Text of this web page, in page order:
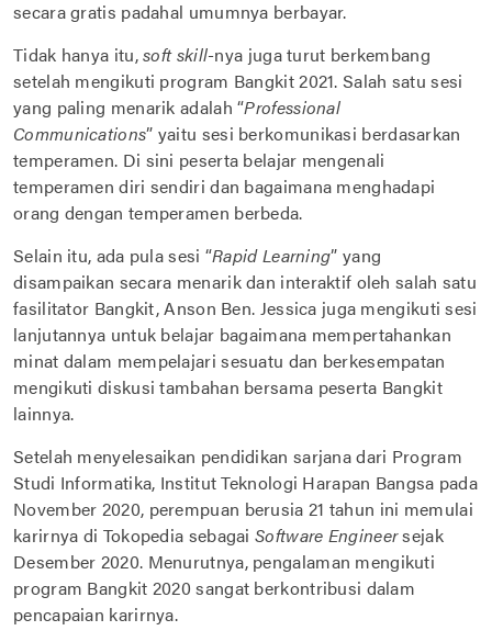
secara gratis padahal umumnya berbayar.
Tidak hanya itu,soft skill-nya juga turut berkembang
setelah mengikuti program Bangkit 2021. Salah satu sesi
yang paling menarik adalah “Professional
Communications” yaitu sesi berkomunikasi berdasarkan
temperamen. Di sini peserta belajar mengenali
temperamen diri sendiri dan bagaimana menghadapi
orang dengan temperamen berbeda.
Selain itu, ada pula sesi “Rapid Learning” yang
disampaikan secara menarik dan interaktif oleh salah satu
fasilitator Bangkit, Anson Ben. Jessica juga mengikuti sesi
lanjutannya untuk belajar bagaimana mempertahankan
minat dalam mempelajari sesuatu dan berkesempatan
mengikuti diskusi tambahan bersama peserta Bangkit
lainnya.
Setelah menyelesaikan pendidikan sarjana dari Program
Studi Informatika, Institut Teknologi Harapan Bangsa pada
November 2020, perempuan berusia 21 tahun ini memulai
karirnya di Tokopedia sebagaiSoftware Engineersejak
Desember 2020. Menurutnya, pengalaman mengikuti
program Bangkit 2020 sangat berkontribusi dalam
pencapaian karirnya.